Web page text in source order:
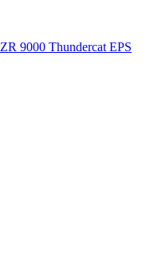
ZR 9000 Thundercat EPS